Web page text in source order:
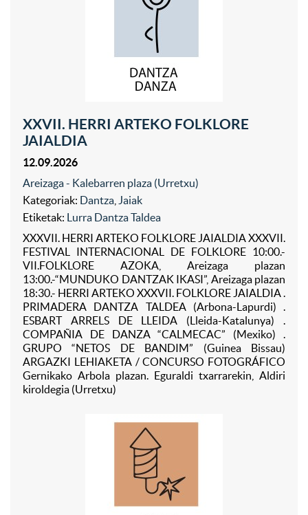
XXVII. HERRI ARTEKO FOLKLORE
JAIALDIA
12.09.2026
Areizaga - Kalebarren plaza (Urretxu)
Kategoriak: Dantza Jaiak
Etiketak: Lurra Dantza Taldea
XXXVII. HERRI ARTEKO FOLKLORE JAIALDIA XXXVII.
FESTIVAL INTERNACIONAL DE FOLKLORE 10:00.-
VII.FOLKLORE AZOKA, Areizaga plazan
13:00.-“MUNDUKO DANTZAK IKASI”, Areizaga plazan
18:30.- HERRI ARTEKO XXXVII. FOLKLORE JAIALDIA .
PRIMADERA DANTZA TALDEA (Arbona-Lapurdi) .
ESBART ARRELS DE LLEIDA (Lleida-Katalunya) .
COMPAÑIA DE DANZA “CALMECAC” (Mexiko) .
GRUPO “NETOS DE BANDIM” (Guinea Bissau)
ARGAZKI LEHIAKETA / CONCURSO FOTOGRÁFICO
Gernikako Arbola plazan. Eguraldi txarrarekin, Aldiri
kiroldegia (Urretxu)